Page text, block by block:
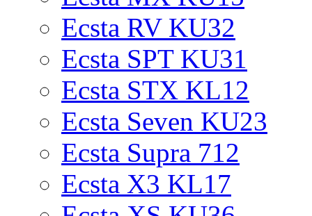
Ecsta RV KU32
Ecsta SPT KU31
Ecsta STX KL12
Ecsta Seven KU23
Ecsta Supra 712
Ecsta X3 KL17